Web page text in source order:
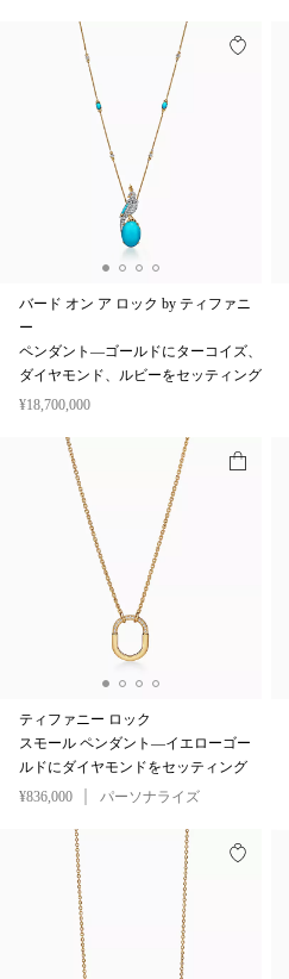
バード オン ア ロック by ティファニ
ー
ペンダント—ゴールドにターコイズ、
ダイヤモンド、ルビーをセッティング
¥18,700,000
ティファニー ロック
スモール ペンダント—イエローゴー
ルドにダイヤモンドをセッティング
¥836,000
パーソナライズ